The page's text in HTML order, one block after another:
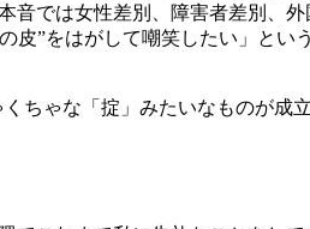
音では女性差別、障害者差別、
皮”をはがして嘲笑したい」とい
ちゃな「掟」みたいなものが成